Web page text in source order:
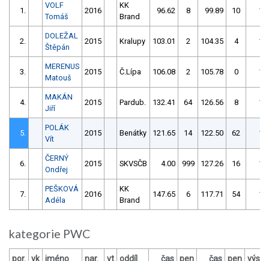
1.
VOLF
Tomáš
2016
KK
Brand
96.62 8 99.89 10
2.
DOLEŽAL
Štěpán
2015 Kralupy 103.01 2 104.35 4
3.
MERENUS
Matouš
2015 Č.Lípa 106.08 2 105.78 0
4.
MAKÁN
Jiří
2015 Pardub. 132.41 64 126.56 8
5.
POLÁK
Vít
2015 Benátky 121.65 14 122.50 62
6.
ČERNÝ
Ondřej
2015 SKVSČB 4.00 999 127.26 16
7.
PEŠKOVÁ
Adéla
2016
KK
Brand
147.65 6 117.71 54
kategorie PWC
por. vk jméno nar. vt oddíl čas pen čas pen